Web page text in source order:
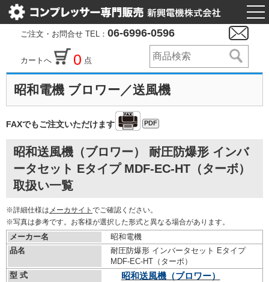
ご注文・お問合せ TEL： 06-6996-0596
カートへ 0 点
昭和電機 ブロワー／送風機
FAXでもご注文いただけます PDF
昭和送風機（ブロワー） 耐圧防爆形 インバ
ータセット Eタイプ MDF-EC-HT（ターボ）
取扱い一覧
※詳細仕様は メーカサイト でご確認ください。
※写真は参考です。お客様が選択した形式と異なる場合があります。
メーカー名
昭和電機
品名
耐圧防爆形 インバータセット Eタイプ
MDF-EC-HT（ターボ）
型 式
昭和送風機（ブロワー）